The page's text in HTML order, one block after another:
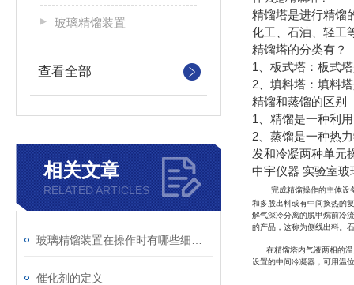
玻璃精馏装置
查看全部
相关文章
RELATED ARTICLES
催化剂的定义
精馏塔是进行精馏
化工、石油、轻工
精馏塔的分类有？
1、板式塔：板式
2、填料塔：填料
精馏和蒸馏的区别
1、精馏是一种利
2、蒸馏是一种热
发和冷凝两种单元
中宇仪器 实验室
完成精馏操作的主体设
和多股出料或有中间换热的
解气深冷分离的脱甲烷前冷
的产品，这称为侧线出料。
在精馏塔内气液两相的
设置的中间冷凝器，可用温